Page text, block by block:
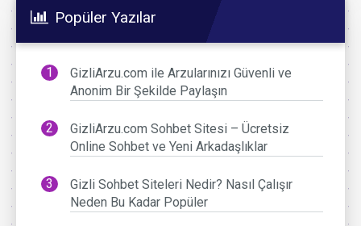
Popüler Yazılar
GizliArzu.com ile Arzularınızı Güvenli ve
Anonim Bir Şekilde Paylaşın
GizliArzu.com Sohbet Sitesi – Ücretsiz
Online Sohbet ve Yeni Arkadaşlıklar
Gizli Sohbet Siteleri Nedir? Nasıl Çalışır
Neden Bu Kadar Popüler